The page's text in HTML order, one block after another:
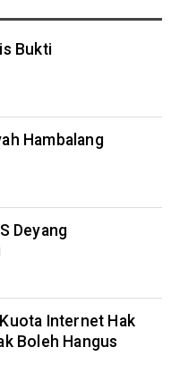
Bukti
Hambalang
Deyang
Internet Hak
Boleh Hangus